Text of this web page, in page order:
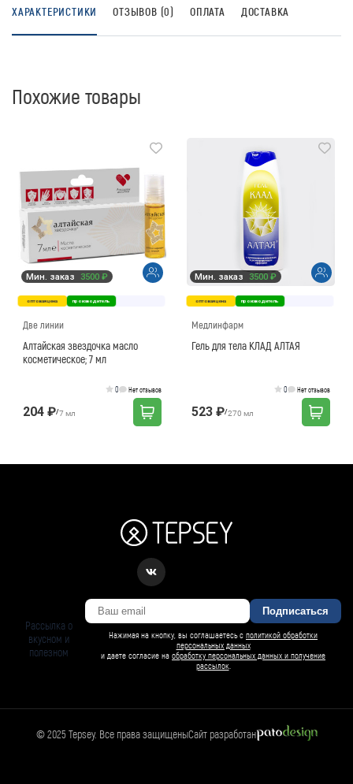
ХАРАКТЕРИСТИКИ ОТЗЫВОВ (0) ОПЛАТА ДОСТАВКА
Похожие товары
Мин. заказ 3500 ₽
оптовая цена производитель
Две линии
Алтайская звездочка масло
косметическое; 7 мл
0 Нет отзывов
204 ₽/7 мл
Мин. заказ 3500 ₽
оптовая цена производитель
Медлинфарм
Гель для тела КЛАД АЛТАЯ
0 Нет отзывов
523 ₽/270 мл
Рассылка о
вкусном и
полезном
Подписаться
Нажимая на кнопку, вы соглашаетесь с политикой обработки
персональных данных
и даете согласие на обработку персональных данных и получение
рассылок
© 2025 Tepsey. Все права защищеныСайт разработан
БАРСИ ИИ